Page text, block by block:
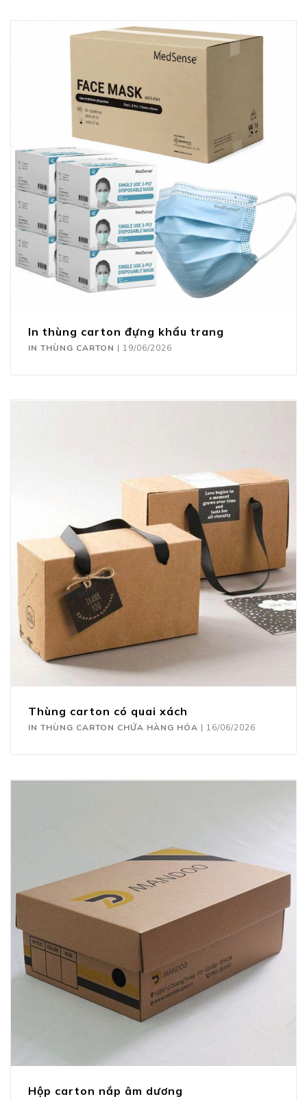
In thùng carton đựng khẩu trang
IN THÙNG CARTON | 19/06/2026
Thùng carton có quai xách
IN THÙNG CARTON CHỨA HÀNG HÓA | 16/06/2026
Hộp carton nắp âm dương